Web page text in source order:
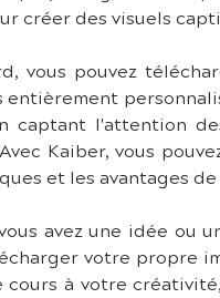
créer des visuels
vous pouvez
captant l'attention
Kaiber, vous
et les avantages
avez une idée ou
votre propre
cours à votre